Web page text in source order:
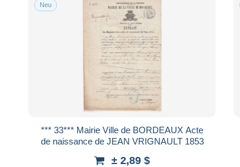
Neu
*** 33*** Mairie Ville de BORDEAUX Acte
de naissance de JEAN VRIGNAULT 1853
± 2,89 $